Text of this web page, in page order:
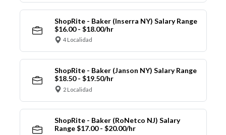
ShopRite - Baker (Inserra NY) Salary Range
$16.00 - $18.00/hr
4 Localidad
ShopRite - Baker (Janson NY) Salary Range
$18.50 - $19.50/hr
2 Localidad
ShopRite - Baker (RoNetco NJ) Salary
Range $17.00 - $20.00/hr